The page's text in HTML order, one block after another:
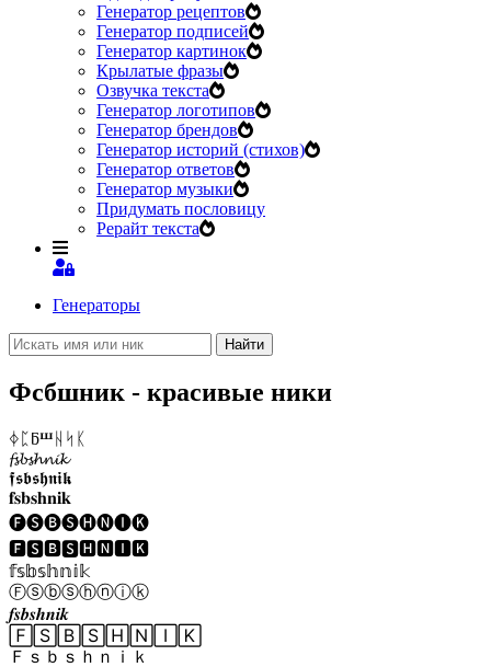
Генератор рецептов
Генератор подписей
Генератор картинок
Крылатые фразы
Озвучка текста
Генератор логотипов
Генератор брендов
Генератор историй (стихов)
Генератор ответов
Генератор музыки
Придумать пословицу
Рерайт текста
Генераторы
Найти
Фсбшник - красивые ники
ᛄᛈƃⰞᚺᛋᛕ
𝓯𝓼𝓫𝓼𝓱𝓷𝓲𝓴
𝖋𝖘𝖇𝖘𝖍𝖓𝖎𝖐
𝐟𝐬𝐛𝐬𝐡𝐧𝐢𝐤
🅕🅢🅑🅢🅗🅝🅘🅚
🅵🆂🅱🆂🅷🅽🅸🅺
𝕗𝕤𝕓𝕤𝕙𝕟𝕚𝕜
Ⓕⓢⓑⓢⓗⓝⓘⓚ
𝒇𝒔𝒃𝒔𝒉𝒏𝒊𝒌
🄵🅂🄱🅂🄷🄽🄸🄺
Ｆｓｂｓｈｎｉｋ